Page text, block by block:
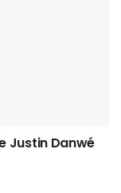
Justin Danwé